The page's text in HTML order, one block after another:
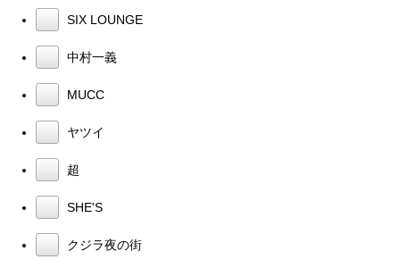
SIX LOUNGE
中村一義
MUCC
ヤツイ
超
SHE'S
クジラ夜の街